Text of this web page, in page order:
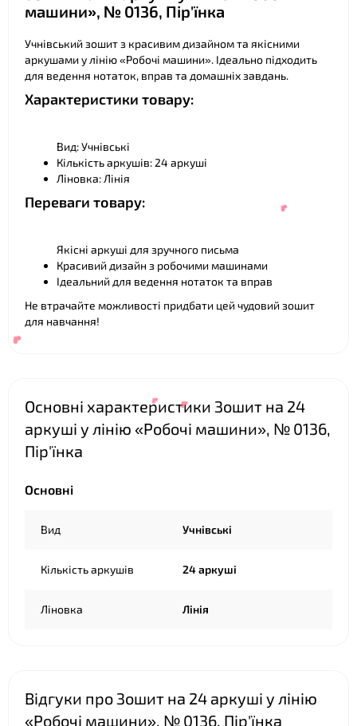
машини», № 0136, Пір'їнка
Учнівський зошит з красивим дизайном та якісними
аркушами у лінію «Робочі машини». Ідеально підходить
для ведення нотаток, вправ та домашніх завдань.
Характеристики товару:
Вид: Учнівські
Кількість аркушів: 24 аркуші
Ліновка: Лінія
Переваги товару:
Якісні аркуші для зручного письма
Красивий дизайн з робочими машинами
Ідеальний для ведення нотаток та вправ
Не втрачайте можливості придбати цей чудовий зошит
для навчання!
Основні характеристики Зошит на 24
аркуші у лінію «Робочі машини», № 0136,
Пір'їнка
Основні
Вид Учнівські
Кількість аркушів 24 аркуші
Ліновка Лінія
Відгуки про Зошит на 24 аркуші у лінію
«Робочі машини», № 0136, Пір'їнка
❤